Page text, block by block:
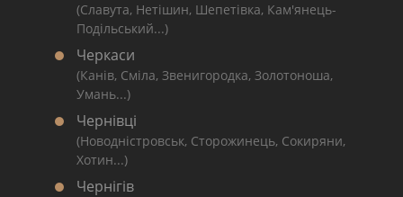
(Славута, Нетішин, Шепетівка, Кам'янець-
Подільський...)
Черкаси
(Канів, Сміла, Звенигородка, Золотоноша,
Умань...)
Чернівці
(Новодністровськ, Сторожинець, Сокиряни,
Хотин...)
Чернігів